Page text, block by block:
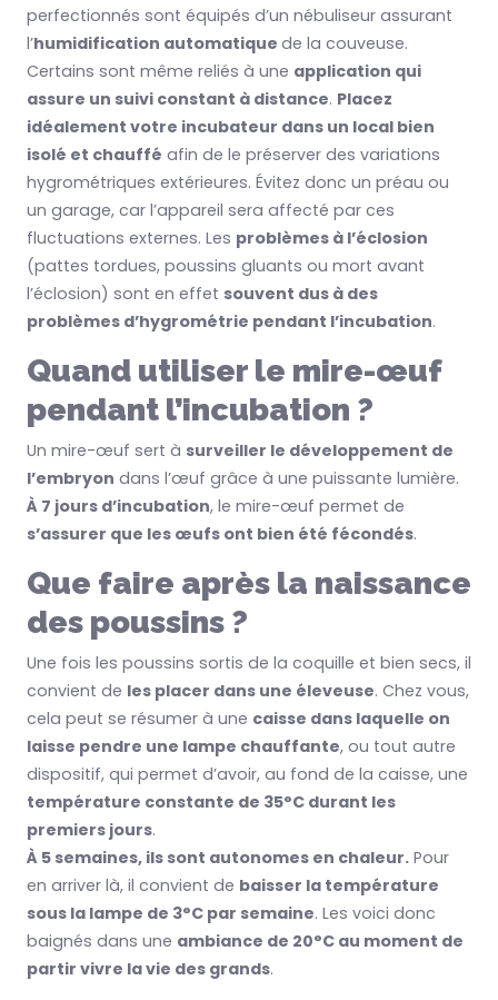
perfectionnés sont équipés d’un nébuliseur assurant
l’humidification automatique de la couveuse.
Certains sont même reliés à une application qui
assure un suivi constant à distance. Placez
idéalement votre incubateur dans un local bien
isolé et chauffé afin de le préserver des variations
hygrométriques extérieures. Évitez donc un préau ou
un garage, car l’appareil sera affecté par ces
fluctuations externes. Les problèmes à l’éclosion
(pattes tordues, poussins gluants ou mort avant
l’éclosion) sont en effet souvent dus à des
problèmes d’hygrométrie pendant l’incubation.
Quand utiliser le mire-œuf
pendant l’incubation ?
Un mire-œuf sert à surveiller le développement de
l’embryon dans l’œuf grâce à une puissante lumière.
À 7 jours d’incubation, le mire-œuf permet de
s’assurer que les œufs ont bien été fécondés.
Que faire après la naissance
des poussins ?
Une fois les poussins sortis de la coquille et bien secs, il
convient de les placer dans une éleveuse. Chez vous,
cela peut se résumer à une caisse dans laquelle on
laisse pendre une lampe chauffante, ou tout autre
dispositif, qui permet d’avoir, au fond de la caisse, une
température constante de 35°C durant les
premiers jours.
À 5 semaines, ils sont autonomes en chaleur. Pour
en arriver là, il convient de baisser la température
sous la lampe de 3°C par semaine. Les voici donc
baignés dans une ambiance de 20°C au moment de
partir vivre la vie des grands.